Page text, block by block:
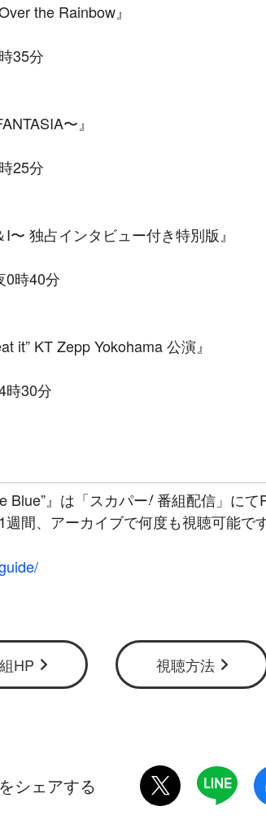
the Rainbow』
35分
〜』
25分
〜 独占インタビュー付き特別版』
0時40分
it” KT Zepp Yokohama 公演』
時30分
Blue”』は「スカパー!番組配信」にて
間、アーカイブで何度も視聴可能で
HP 視聴方法
シェアする
twitter LINE